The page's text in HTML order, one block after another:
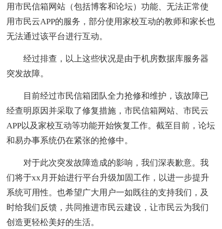
用市民信箱网站（包括博客和论坛）功能、无法正常使
用市民云APP的服务，部分使用家校互动的教师和家长也
无法通过该平台进行互动。
经过排查，以上这些状况是由于机房数据库服务器
突发故障。
目前经过市民信箱团队全力抢修和维护，该故障已
经查明原因并采取了修复措施，市民信箱网站、市民云
APP以及家校互动等功能开始恢复工作。截至目前，论坛
和易办事系统仍在紧张的抢修中。
对于此次突发故障造成的影响，我们深表歉意。我
们将于xx月开始进行平台升级加固工作，以进一步提升
系统可用性。也希望广大用户一如既往的支持我们，及
时给我们反馈，共同推进市民云建设，让市民云为我们
创造更轻松美好的生活。